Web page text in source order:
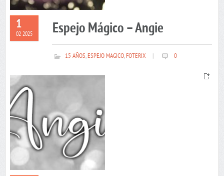
1
02 2025 Espejo Mágico – Angie
15 AÑOS,ESPEJO MAGICO,FOTERIX 0